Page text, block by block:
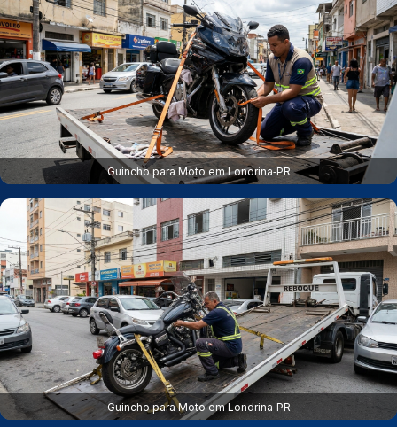
Guincho para Moto em Londrina‑PR
Guincho para Moto em Londrina‑PR